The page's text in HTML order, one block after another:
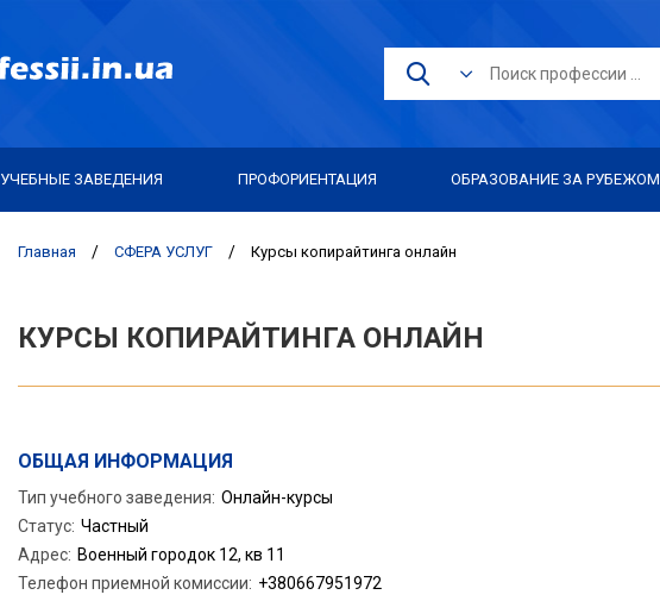
УЧЕБНЫЕ ЗАВЕДЕНИЯ ПРОФОРИЕНТАЦИЯ ОБРАЗОВАНИЕ ЗА РУБЕЖОМ
Главная / СФЕРА УСЛУГ / Курсы копирайтинга онлайн
КУРСЫ КОПИРАЙТИНГА ОНЛАЙН
ОБЩАЯ ИНФОРМАЦИЯ
Тип учебного заведения: Онлайн-курсы
Статус: Частный
Адрес: Военный городок 12, кв 11
Телефон приемной комиссии: +380667951972